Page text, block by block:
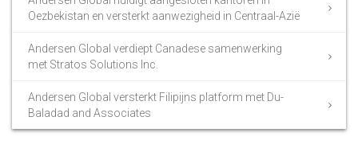
Oezbekistan en versterkt aanwezigheid in Centraal-Azië
Andersen Global verdiept Canadese samenwerking
met Stratos Solutions Inc.
Andersen Global versterkt Filipijns platform met Du-
Baladad and Associates